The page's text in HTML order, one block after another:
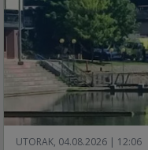
UTORAK, 04.08.2026 | 12:06